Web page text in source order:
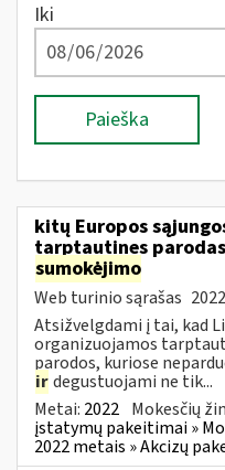
Iki
Paieška
kitų Europos
tarptautines
sumokėjimo
Web turinio sąrašas
Atsižvelgdami į tai, kad
organizuojamos
parodos, kuriose
irdegustuojami ne tik...
Metai: 2022 Mokesčių
įstatymų pakeitimai »
2022 metais » Akcizų